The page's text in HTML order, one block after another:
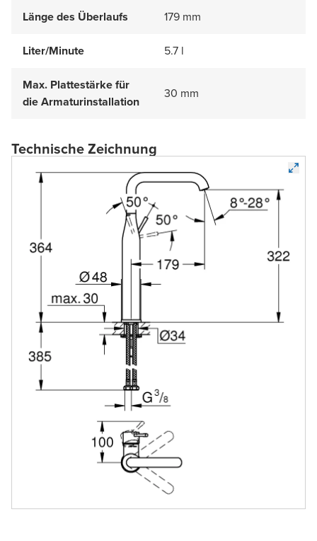
Länge des Überlaufs 179 mm
Liter/Minute 5.7 l
Max. Plattestärke für
die Armaturinstallation
30 mm
Technische Zeichnung